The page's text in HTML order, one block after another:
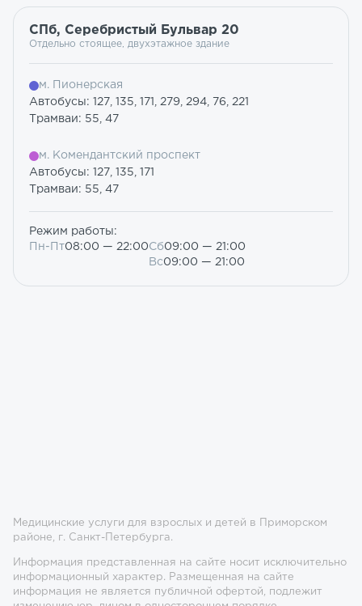
СПб, Серебристый Бульвар 20
Отдельно стоящее, двухэтажное здание
м. Пионерская
Автобусы: 127, 135, 171, 279, 294, 76, 221
Трамваи: 55, 47
м. Комендантский проспект
Автобусы: 127, 135, 171
Трамваи: 55, 47
Режим работы:
Пн-Пт08:00 — 22:00Сб09:00 — 21:00
Вс09:00 — 21:00
Медицинские услуги для взрослых и детей в Приморском
районе, г. Санкт-Петербурга.
Информация представленная на сайте носит исключительно
информационный характер. Размещенная на сайте
информация не является публичной офертой, подлежит